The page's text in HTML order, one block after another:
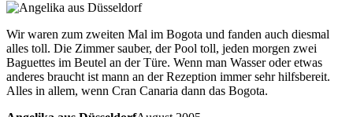
Wir waren zum zweiten Mal im Bogota und fanden auch diesmal
alles toll. Die Zimmer sauber, der Pool toll, jeden morgen zwei
Baguettes im Beutel an der Türe. Wenn man Wasser oder etwas
anderes braucht ist mann an der Rezeption immer sehr hilfsbereit.
Alles in allem, wenn Cran Canaria dann das Bogota.